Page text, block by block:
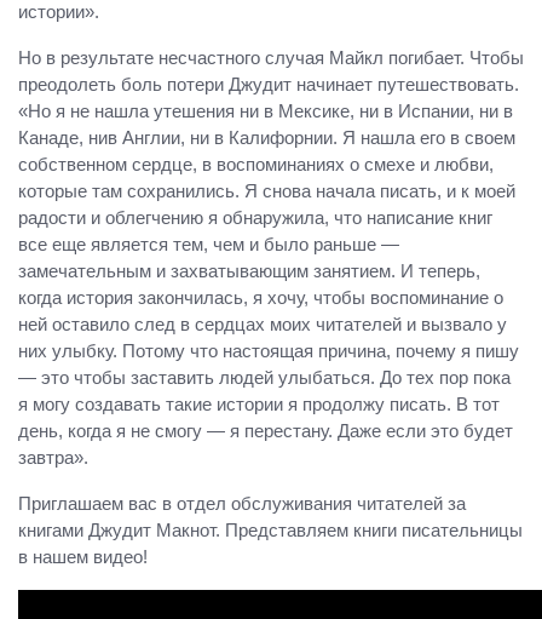
истории».
Но в результате несчастного случая Майкл погибает. Чтобы
преодолеть боль потери Джудит начинает путешествовать.
«Но я не нашла утешения ни в Мексике, ни в Испании, ни в
Канаде, нив Англии, ни в Калифорнии. Я нашла его в своем
собственном сердце, в воспоминаниях о смехе и любви,
которые там сохранились. Я снова начала писать, и к моей
радости и облегчению я обнаружила, что написание книг
все еще является тем, чем и было раньше —
замечательным и захватывающим занятием. И теперь,
когда история закончилась, я хочу, чтобы воспоминание о
ней оставило след в сердцах моих читателей и вызвало у
них улыбку. Потому что настоящая причина, почему я пишу
— это чтобы заставить людей улыбаться. До тех пор пока
я могу создавать такие истории я продолжу писать. В тот
день, когда я не смогу — я перестану. Даже если это будет
завтра».
Приглашаем вас в отдел обслуживания читателей за
книгами Джудит Макнот. Представляем книги писательницы
в нашем видео!